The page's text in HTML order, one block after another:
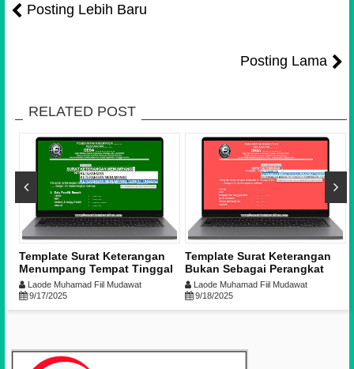
Posting Lebih Baru
Posting Lama
RELATED POST
Template Surat Keterangan
Menumpang Tempat Tinggal
dari Desa/Kelurahan
Laode Muhamad Fiil Mudawat
9/17/2025
Template Surat Keterangan
Bukan Sebagai Perangkat
Pemerintah Desa
Laode Muhamad Fiil Mudawat
9/18/2025